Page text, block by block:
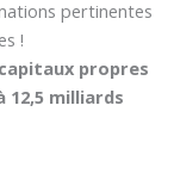
pertinentes
!
propres
12,5 milliards